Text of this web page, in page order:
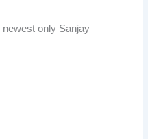
newest only Sanjay